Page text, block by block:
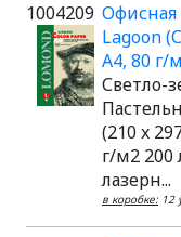
1004209 Офисная
Lagoon
A4, 80 г/
Светло-
(210 x
г/м2 200
лазерн...
в коробке: 12